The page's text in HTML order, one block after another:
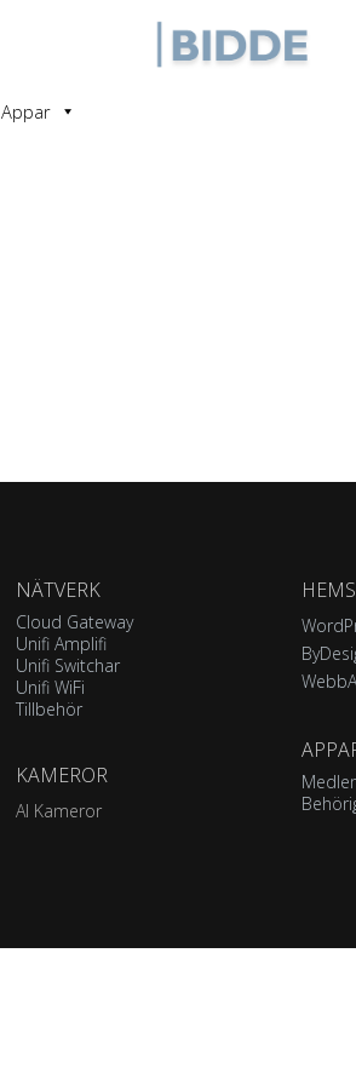
Appar
NÄTVERK
Cloud Gateway
Unifi Amplifi
Unifi Switchar
Unifi WiFi
Tillbehör
KAMEROR
AI Kameror